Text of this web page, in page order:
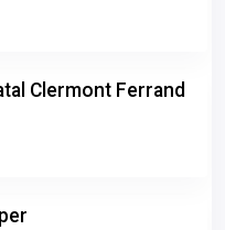
Clermont Ferrand